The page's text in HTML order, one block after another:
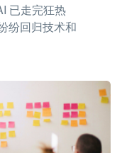
已走完狂热
纷回归技术和